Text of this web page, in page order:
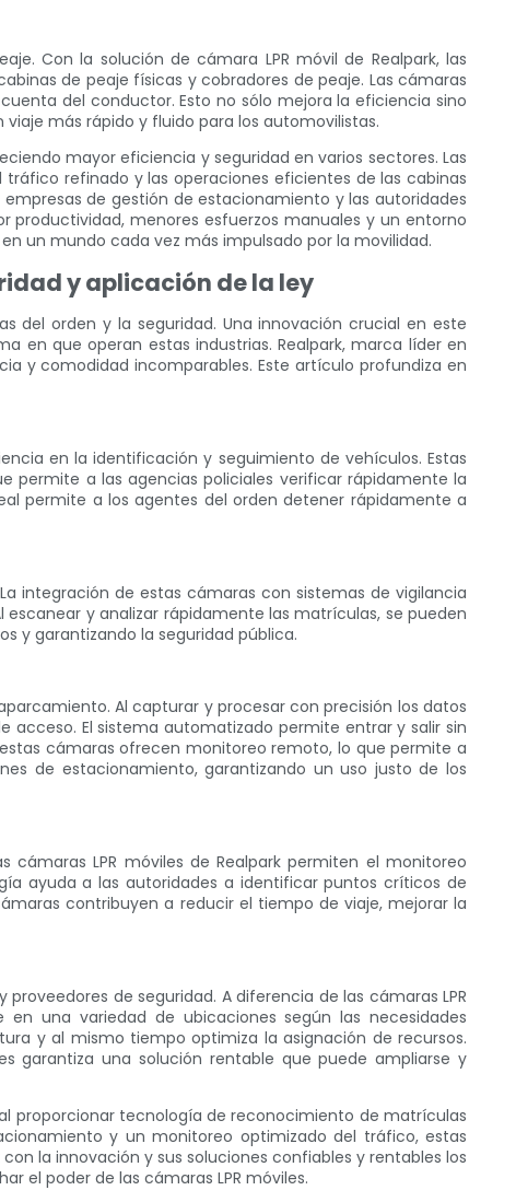
Con la solución de cámara LPR móvil de Realpark, las
de peaje físicas y cobradores de peaje. Las cámaras
del conductor. Esto no sólo mejora la eficiencia sino
más rápido y fluido para los automovilistas.
mayor eficiencia y seguridad en varios sectores. Las
refinado y las operaciones eficientes de las cabinas
de gestión de estacionamiento y las autoridades
productividad, menores esfuerzos manuales y un entorno
un mundo cada vez más impulsado por la movilidad.
y aplicación de la ley
del orden y la seguridad. Una innovación crucial en este
en que operan estas industrias. Realpark, marca líder en
y comodidad incomparables. Este artículo profundiza en
en la identificación y seguimiento de vehículos. Estas
permite a las agencias policiales verificar rápidamente la
permite a los agentes del orden detener rápidamente a
integración de estas cámaras con sistemas de vigilancia
y analizar rápidamente las matrículas, se pueden
y garantizando la seguridad pública.
Al capturar y procesar con precisión los datos
El sistema automatizado permite entrar y salir sin
cámaras ofrecen monitoreo remoto, lo que permite a
de estacionamiento, garantizando un uso justo de los
LPR móviles de Realpark permiten el monitoreo
ayuda a las autoridades a identificar puntos críticos de
contribuyen a reducir el tiempo de viaje, mejorar la
de seguridad. A diferencia de las cámaras LPR
una variedad de ubicaciones según las necesidades
y al mismo tiempo optimiza la asignación de recursos.
garantiza una solución rentable que puede ampliarse y
proporcionar tecnología de reconocimiento de matrículas
y un monitoreo optimizado del tráfico, estas
la innovación y sus soluciones confiables y rentables los
el poder de las cámaras LPR móviles.